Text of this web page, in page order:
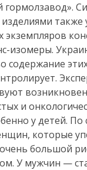
гормолзавод».
экземпляров
изомеры.
содержание
и
у детей. По
которые
большой
У мужчин —